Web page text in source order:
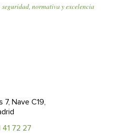
normativa y excelencia
7, Nave C19,
41 72 27